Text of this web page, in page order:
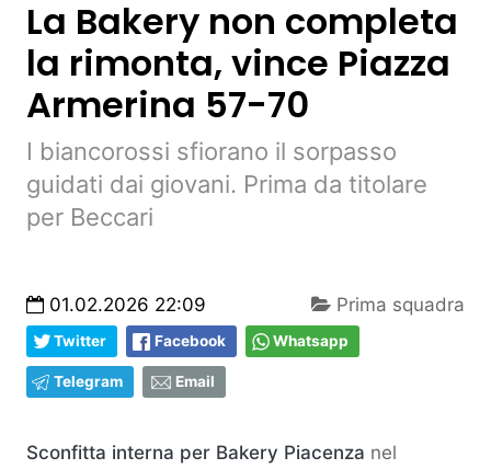
La Bakery non completa
la rimonta, vince Piazza
Armerina 57-70
I biancorossi sfiorano il sorpasso
guidati dai giovani. Prima da titolare
per Beccari
01.02.2026 22:09 Prima squadra
Twitter Facebook Whatsapp
Telegram Email
Sconfitta interna per Bakery Piacenza nel